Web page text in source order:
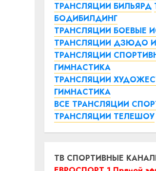
ТРАНСЛЯЦИИ БИЛЬЯРД
БОДИБИЛДИНГ
ТРАНСЛЯЦИИ БОЕВЫЕ
ТРАНСЛЯЦИИ ДЗЮДО
ТРАНСЛЯЦИИ
ГИМНАСТИКА
ТРАНСЛЯЦИИ
ГИМНАСТИКА
ВСЕ ТРАНСЛЯЦИИ
ТРАНСЛЯЦИИ ТЕЛЕШОУ
ТВ СПОРТИВНЫЕ